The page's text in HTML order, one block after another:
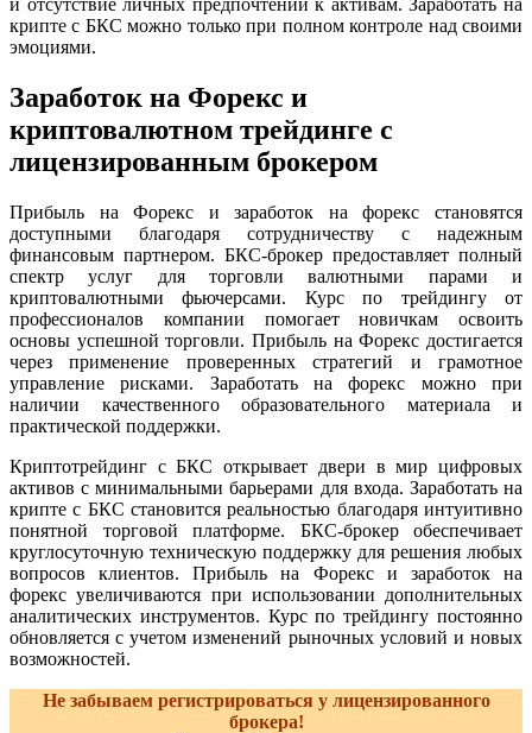
крипте с БКС можно только при полном контроле над своими
эмоциями.
Заработок на Форекс и
криптовалютном трейдинге с
лицензированным брокером
Прибыль на Форекс и заработок на форекс становятся
доступными благодаря сотрудничеству с надежным
финансовым партнером. БКС-брокер предоставляет полный
спектр услуг для торговли валютными парами и
криптовалютными фьючерсами. Курс по трейдингу от
профессионалов компании помогает новичкам освоить
основы успешной торговли. Прибыль на Форекс достигается
через применение проверенных стратегий и грамотное
управление рисками. Заработать на форекс можно при
наличии качественного образовательного материала и
практической поддержки.
Криптотрейдинг с БКС открывает двери в мир цифровых
активов с минимальными барьерами для входа. Заработать на
крипте с БКС становится реальностью благодаря интуитивно
понятной торговой платформе. БКС-брокер обеспечивает
круглосуточную техническую поддержку для решения любых
вопросов клиентов. Прибыль на Форекс и заработок на
форекс увеличиваются при использовании дополнительных
аналитических инструментов. Курс по трейдингу постоянно
обновляется с учетом изменений рыночных условий и новых
возможностей.
Не забываем регистрироваться у лицензированного
брокера!